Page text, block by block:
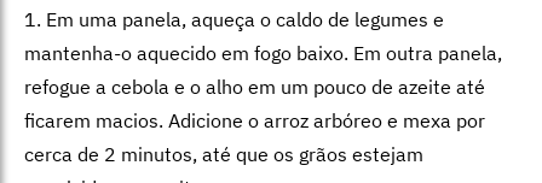
1. Em uma panela, aqueça o caldo de legumes e
mantenha-o aquecido em fogo baixo. Em outra panela,
refogue a cebola e o alho em um pouco de azeite até
ficarem macios. Adicione o arroz arbóreo e mexa por
cerca de 2 minutos, até que os grãos estejam